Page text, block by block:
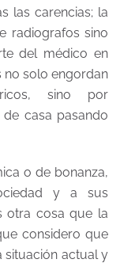
las carencias; la
radiografos sino
del médico en
solo engordan
sino por
casa pasando
o de bonanza,
y a sus
otra cosa que la
considero que
situación actual y